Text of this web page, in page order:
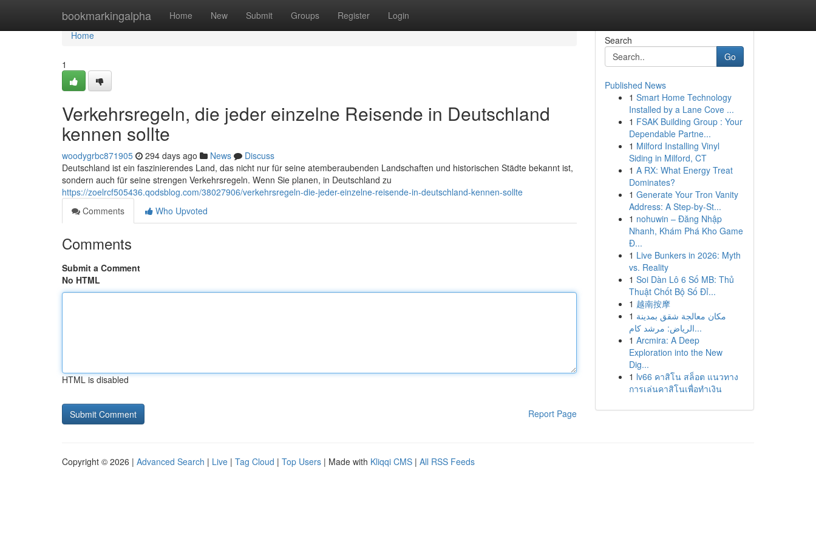
bookmarkingalpha Home New Submit Groups Register Login
Home
Home
1
Verkehrsregeln, die jeder einzelne Reisende in Deutschland
kennen sollte
woodygrbc871905 294 days ago News
Discuss
Deutschland ist ein faszinierendes Land, das nicht nur für seine atemberaubenden Landschaften und historischen Städte bekannt ist,
sondern auch für seine strengen Verkehrsregeln. Wenn Sie planen, in Deutschland zu
https://zoelrcf505436.qodsblog.com/38027906/verkehrsregeln-die-jeder-einzelne-reisende-in-deutschland-kennen-sollte
Comments
Who Upvoted
Comments
Submit a Comment
No HTML
HTML is disabled
Report Page
Search
Go
Published News
1 Smart Home Technology
Installed by a Lane Cove ...
1 FSAK Building Group : Your
Dependable Partne...
1 Milford Installing Vinyl
Siding in Milford, CT
1 A RX: What Energy Treat
Dominates?
1 Generate Your Tron Vanity
Address: A Step-by-St...
1 nohuwin – Đăng Nhập
Nhanh, Khám Phá Kho Game
Đ...
1 Live Bunkers in 2026: Myth
vs. Reality
1 Soi Dàn Lô 6 Số MB: Thủ
Thuật Chốt Bộ Số Đỉ...
1 越南按摩
1 مكان معالجة شقق بمدينة
الرياض: مرشد كام...
1 Arcmira: A Deep
Exploration into the New
Dig...
1 lv66 คาสิโน สล็อต แนวทาง
การเล่นคาสิโนเพื่อทำเงิน
Copyright © 2026 | Advanced Search | Live | Tag Cloud | Top Users | Made with Kliqqi CMS | All RSS Feeds